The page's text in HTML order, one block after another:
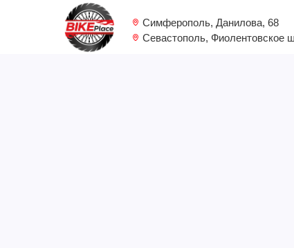
Севастополь, Фиолентовское
Симферополь, Данилова, 68